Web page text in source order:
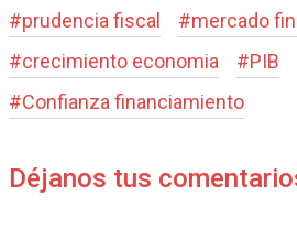
#prudencia fiscal #mercado
#crecimiento economia #PIB
#Confianza financiamiento
Déjanos tus